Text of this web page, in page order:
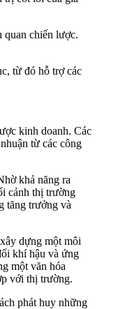
quan chiến lược.
từ đó hỗ trợ các
kinh doanh. Các
từ các công
khả năng ra
cảnh thị trường
tăng trưởng và
dựng một môi
khí hậu và ứng
một văn hóa
với thị trường.
phát huy những